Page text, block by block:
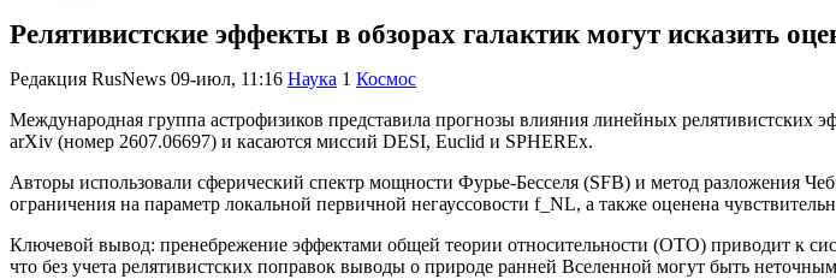
Релятивистские эффекты в обзорах галактик могут исказить
Редакция RusNews 09-июл, 11:16 Наука 1 Космос
Международная группа астрофизиков представила прогнозы влияния линейных релятивистских
arXiv (номер 2607.06697) и касаются миссий DESI, Euclid и SPHEREx.
Авторы использовали сферический спектр мощности Фурье-Бесселя (SFB) и метод разложения
ограничения на параметр локальной первичной негауссовости f_NL, а также оценена
Ключевой вывод: пренебрежение эффектами общей теории относительности (ОТО) приводит к
что без учета релятивистских поправок выводы о природе ранней Вселенной могут быть